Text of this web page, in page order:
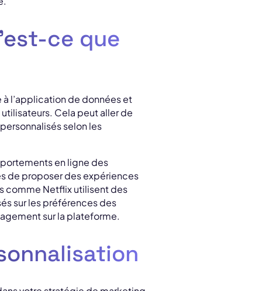
ce que
l’application de données et
Cela peut aller de
selon les
en ligne des
de proposer des expériences
comme Netflix utilisent des
sur les préférences des
sur la plateforme.